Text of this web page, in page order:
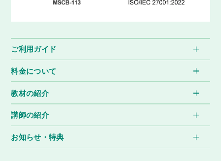
ご利用ガイド
料金について
教材の紹介
講師の紹介
お知らせ・特典